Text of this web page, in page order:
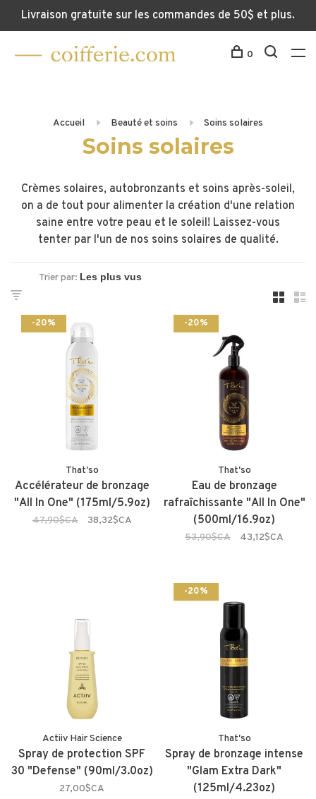
Livraison gratuite sur les commandes de 50$ et plus.
0
Accueil Beauté et soins Soins solaires
Soins solaires
Crèmes solaires, autobronzants et soins après-soleil,
on a de tout pour alimenter la création d'une relation
saine entre votre peau et le soleil! Laissez-vous
tenter par l'un de nos soins solaires de qualité.
Trier par:
-20%
That'so
Accélérateur de bronzage
"All In One" (175ml/5.9oz)
47,90$CA 38,32$CA
-20%
That'so
Eau de bronzage
rafraîchissante "All In One"
(500ml/16.9oz)
53,90$CA 43,12$CA
Actiiv Hair Science
Spray de protection SPF
30 "Defense" (90ml/3.0oz)
27,00$CA
-20%
That'so
Spray de bronzage intense
"Glam Extra Dark"
(125ml/4.23oz)